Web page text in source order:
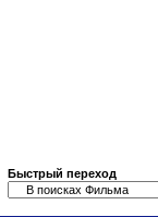
Быстрый переход